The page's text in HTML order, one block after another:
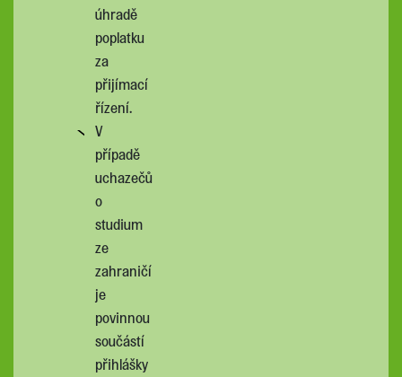
úhradě
poplatku
za
přijímací
řízení.
V
případě
uchazečů
o
studium
ze
zahraničí
je
povinnou
součástí
přihlášky